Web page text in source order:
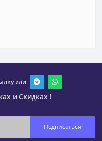
или
и Скидках !
Подписаться